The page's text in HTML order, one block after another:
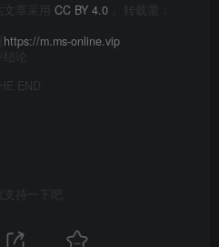
章采用 CC BY 4.0 ， 转载需：
https://m.ms-online.vip
论
END
支持一下吧